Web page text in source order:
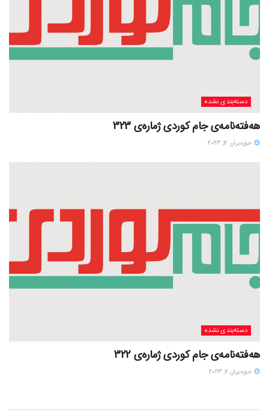
دسته‌بندی نشده
هەفتەنامەی جام کوردی ژمارەی 323
حوزه‌یران 12, 2023
دسته‌بندی نشده
هەفتەنامەی جام کوردی ژمارەی 322
حوزه‌یران 7, 2023